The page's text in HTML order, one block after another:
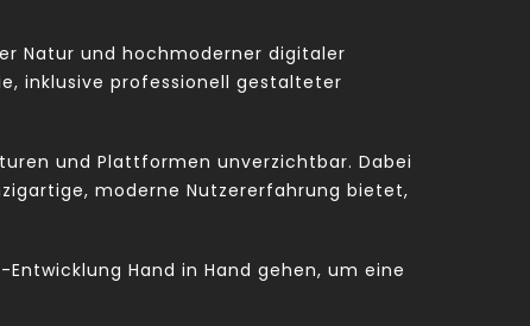
Natur und hochmoderner digitaler
inklusive professionell gestalteter
und Plattformen unverzichtbar. Dabei
moderne Nutzererfahrung bietet,
Hand in Hand gehen, um eine